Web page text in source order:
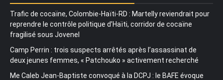
Trafic de cocaïne, Colombie-Haïti-RD : Martelly reviendrait pour
reprendre le contrôle politique d’Haïti, corridor de cocaïne
fragilisé sous Jovenel
Camp Perrin : trois suspects arrêtés après l’assassinat de
deux jeunes femmes, « Patchouko » activement recherché
Me Caleb Jean-Baptiste convoqué à la DCPJ : le BAFE évoque